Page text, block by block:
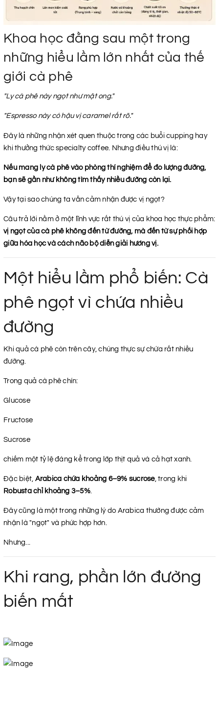
Khoa học đằng sau một trong
những hiểu lầm lớn nhất của thế
giới cà phê
"Ly cà phê này ngọt như mật ong."
"Espresso này có hậu vị caramel rất rõ."
Đây là những nhận xét quen thuộc trong các buổi cupping hay
khi thưởng thức specialty coffee. Nhưng điều thú vị là:
Nếu mang ly cà phê vào phòng thí nghiệm để đo lượng đường,
bạn sẽ gần như không tìm thấy nhiều đường còn lại.
Vậy tại sao chúng ta vẫn cảm nhận được vị ngọt?
Câu trả lời nằm ở một lĩnh vực rất thú vị của khoa học thực phẩm:
vị ngọt của cà phê không đến từ đường, mà đến từ sự phối hợp
giữa hóa học và cách não bộ diễn giải hương vị.
Một hiểu lầm phổ biến: Cà
phê ngọt vì chứa nhiều
đường
Khi quả cà phê còn trên cây, chúng thực sự chứa rất nhiều
đường.
Trong quả cà phê chín:
Glucose
Fructose
Sucrose
chiếm một tỷ lệ đáng kể trong lớp thịt quả và cả hạt xanh.
Đặc biệt, Arabica chứa khoảng 6–9% sucrose, trong khi
Robusta chỉ khoảng 3–5%.
Đây cũng là một trong những lý do Arabica thường được cảm
nhận là "ngọt" và phức hợp hơn.
Nhưng...
Khi rang, phần lớn đường
biến mất